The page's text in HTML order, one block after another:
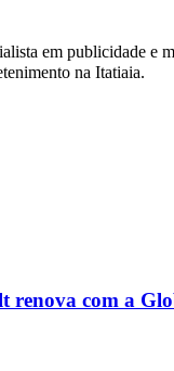
em publicidade e
na Itatiaia.
renova com a